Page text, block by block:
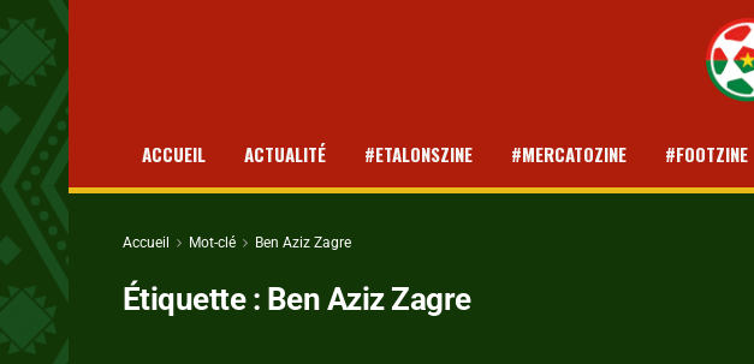
ACCUEIL ACTUALITÉ #ETALONSZINE #MERCATOZINE #FOOTZINE
Accueil Mot-clé Ben Aziz Zagre
Étiquette : Ben Aziz Zagre